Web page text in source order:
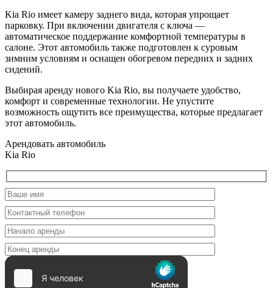
Kia Rio имеет камеру заднего вида, которая упрощает
парковку. При включении двигателя с ключа —
автоматическое поддержание комфортной температуры в
салоне. Этот автомобиль также подготовлен к суровым
зимним условиям и оснащен обогревом передних и задних
сидений.
Выбирая аренду нового Kia Rio, вы получаете удобство,
комфорт и современные технологии. Не упустите
возможность ощутить все преимущества, которые предлагает
этот автомобиль.
Арендовать автомобиль
Kia Rio